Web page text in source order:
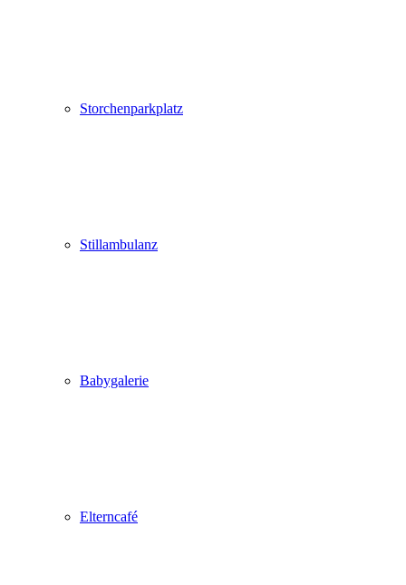
Storchenparkplatz
Stillambulanz
Babygalerie
Elterncafé